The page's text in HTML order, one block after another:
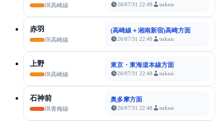
JR高崎線 26/07/31 22:49 tsrknic
赤羽
JR高崎線
(高崎線＋湘南新宿)高崎方面
26/07/31 22:49 tsrknic
上野
JR高崎線
東京・東海道本線方面
26/07/31 22:49 tsrknic
石神前
JR青梅線
奥多摩方面
26/07/31 22:48 tsrknic